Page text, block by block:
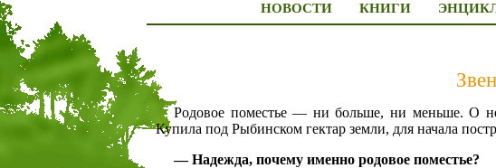
НОВОСТИ КНИГИ
Родовое поместье — ни больше, ни меньше. О
Купила под Рыбинском гектар земли, для начала
— Надежда, почему именно родовое поместье?